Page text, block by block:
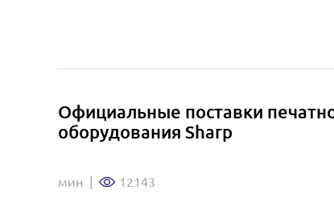
Официальные поставки
оборудования Sharp
мин 12143